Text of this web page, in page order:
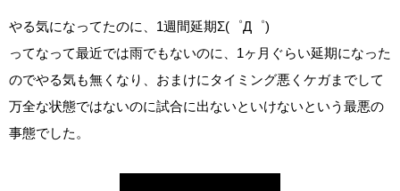
やる気になってたのに、1週間延期Σ(゜Д゜)
ってなって最近では雨でもないのに、1ヶ月ぐらい延期になった
のでやる気も無くなり、おまけにタイミング悪くケガまでして
万全な状態ではないのに試合に出ないといけないという最悪の
事態でした。